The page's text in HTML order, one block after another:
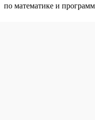
по математике и